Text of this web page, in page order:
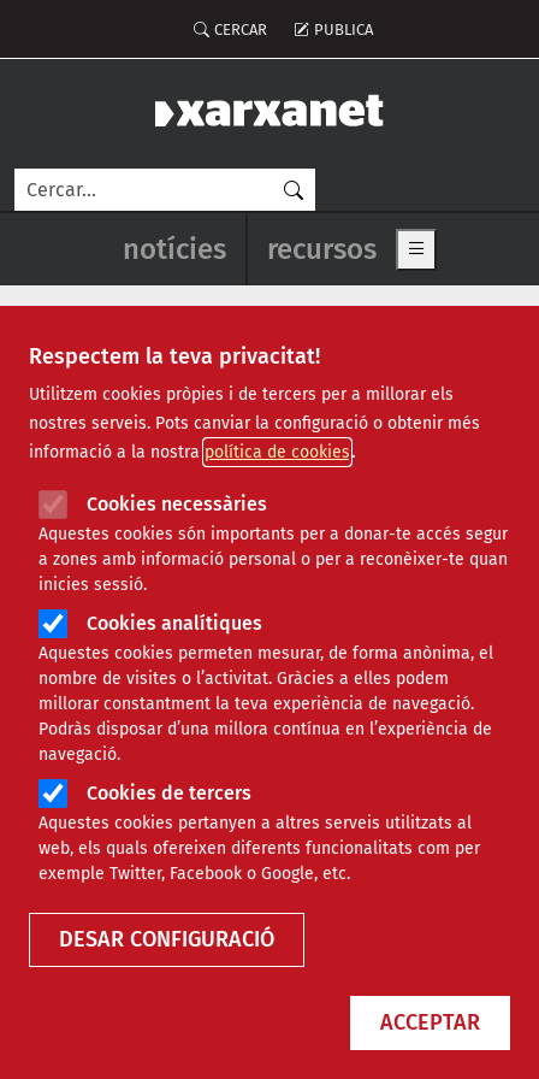
Respectem la teva privacitat!
Utilitzem cookies pròpies i de tercers per a millorar els
nostres serveis. Pots canviar la configuració o obtenir més
informació a la nostra política de cookies
Cookies necessàries
Aquestes cookies són importants per a donar-te accés segur
a zones amb informació personal o per a reconèixer-te quan
inicies sessió.
Cookies analítiques
Aquestes cookies permeten mesurar, de forma anònima, el
nombre de visites o l’activitat. Gràcies a elles podem
millorar constantment la teva experiència de navegació.
Podràs disposar d’una millora contínua en l’experiència de
navegació.
Cookies de tercers
Aquestes cookies pertanyen a altres serveis utilitzats al
web, els quals ofereixen diferents funcionalitats com per
exemple Twitter, Facebook o Google, etc.
DESAR CONFIGURACIÓ
ACCEPTAR
Menú del compte d'usuari
CERCAR PUBLICA
Cerca
Navegació principal de
notícies recursos Show main
equitat.org
Equitat.org alerta que la
planificació educativa actual pot
agreujar la pèrdua de pes de
l'escola pública
NOTÍCIES COMUNITARI